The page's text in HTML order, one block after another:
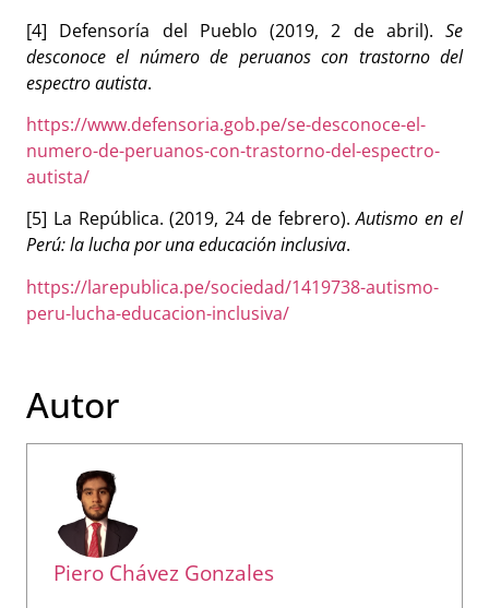
[4] Defensoría del Pueblo (2019, 2 de abril). Se
desconoce el número de peruanos con trastorno del
espectro autista.
https://www.defensoria.gob.pe/se-desconoce-el-
numero-de-peruanos-con-trastorno-del-espectro-
autista/
[5] La República. (2019, 24 de febrero).Autismo en el
Perú: la lucha por una educación inclusiva.
https://larepublica.pe/sociedad/1419738-autismo-
peru-lucha-educacion-inclusiva/
Autor
Piero Chávez Gonzales